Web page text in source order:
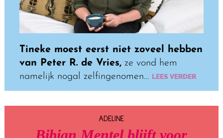
Tineke moest eerst niet zoveel hebben
van Peter R. de Vries,ze vond hem
namelijk nogal zelfingenomen… LEES VERDER
ADELINE